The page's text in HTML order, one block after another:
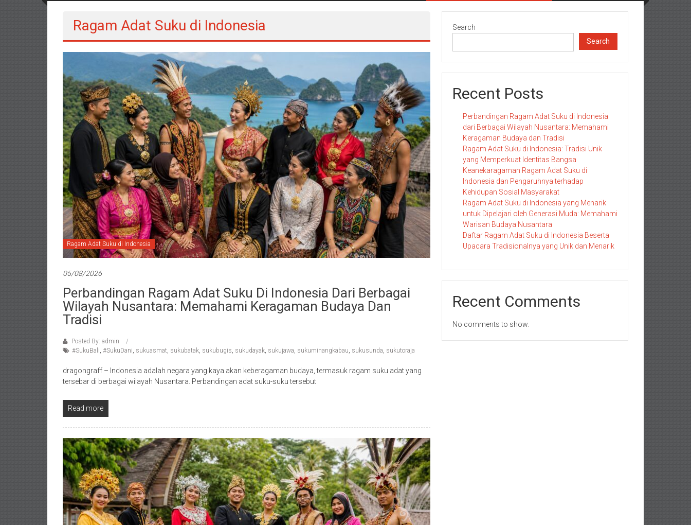
Ragam Adat Suku di Indonesia
Ragam Adat Suku di Indonesia
05/08/2026
Perbandingan Ragam Adat Suku Di Indonesia Dari Berbagai
Wilayah Nusantara: Memahami Keragaman Budaya Dan
Tradisi
Posted By: admin
#SukuBali, #SukuDani, sukuasmat, sukubatak, sukubugis, sukudayak, sukujawa, sukuminangkabau, sukusunda, sukutoraja
dragongraff – Indonesia adalah negara yang kaya akan keberagaman budaya, termasuk ragam suku adat yang
tersebar di berbagai wilayah Nusantara. Perbandingan adat suku-suku tersebut
Read more
Search
Search
Recent Posts
Perbandingan Ragam Adat Suku di Indonesia
dari Berbagai Wilayah Nusantara: Memahami
Keragaman Budaya dan Tradisi
Ragam Adat Suku di Indonesia: Tradisi Unik
yang Memperkuat Identitas Bangsa
Keanekaragaman Ragam Adat Suku di
Indonesia dan Pengaruhnya terhadap
Kehidupan Sosial Masyarakat
Ragam Adat Suku di Indonesia yang Menarik
untuk Dipelajari oleh Generasi Muda: Memahami
Warisan Budaya Nusantara
Daftar Ragam Adat Suku di Indonesia Beserta
Upacara Tradisionalnya yang Unik dan Menarik
Recent Comments
No comments to show.